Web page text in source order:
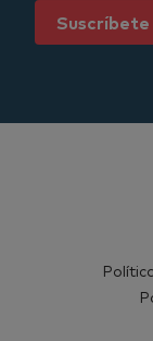
Suscríbete